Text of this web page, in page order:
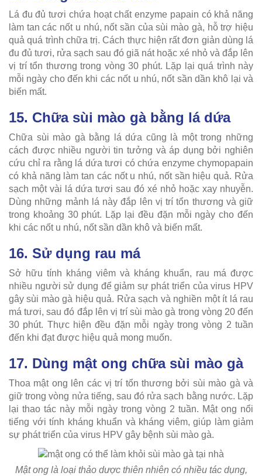
Lá đu đủ tươi chứa hoạt chất enzyme papain có khả năng
làm tan các nốt u nhú, nốt sần của sùi mào gà, hỗ trợ hiệu
quả quá trình chữa trị. Cách thực hiện rất đơn giản dùng lá
đu đủ tươi, rửa sạch sau đó giã nát hoặc xé nhỏ và đắp lên
vị trí tổn thương trong vòng 30 phút. Lặp lại quá trình này
mỗi ngày cho đến khi các nốt u nhú, nốt sần dần khô lại và
biến mất.
15. Chữa sùi mào gà bằng lá dứa
Chữa sùi mào gà bằng lá dứa cũng là một trong những
cách được nhiều người tin tưởng và áp dụng bởi nghiên
cứu chỉ ra rằng lá dứa tươi có chứa enzyme chymopapain
có khả năng làm tan các nốt u nhú, nốt sần hiệu quả. Rửa
sạch một vài lá dứa tươi sau đó xé nhỏ hoặc xay nhuyễn.
Dùng những mảnh lá này đắp lên vị trí tổn thương và giữ
trong khoảng 30 phút. Lặp lại đều đặn mỗi ngày cho đến
khi các nốt u nhú, nốt sần dần khô và biến mất.
16. Sử dụng rau má
Sở hữu tính kháng viêm và kháng khuẩn, rau má được
nhiều người sử dụng để giảm sự phát triển của virus HPV
gây sùi mào gà hiệu quả. Rửa sạch và nghiền một ít lá rau
má tươi, sau đó đắp lên vị trí sùi mào gà trong vòng 20 đến
30 phút. Thực hiện đều đặn mỗi ngày trong vòng 2 tuần
đến khi đạt được hiệu quả mong muốn.
17. Dùng mật ong chữa sùi mào gà
Thoa mật ong lên các vị trí tổn thương bởi sùi mào gà và
giữ trong vòng nửa tiếng, sau đó rửa sạch bằng nước. Lặp
lại thao tác này mỗi ngày trong vòng 2 tuần. Mật ong nổi
tiếng với tính kháng khuẩn và kháng viêm, giúp làm giảm
sự phát triển của virus HPV gây bệnh sùi mào gà.
Mật ong là loại thảo dược thiên nhiên có nhiều tác dụng,